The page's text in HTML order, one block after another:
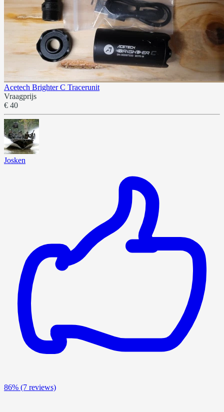
Acetech Brighter C Tracerunit
Vraagprijs
€ 40
Josken
86% (7 reviews)